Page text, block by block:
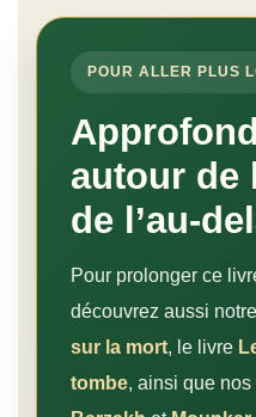
POUR ALLER PLUS
autour de
de l’au-
Pour prolonger ce
découvrez aussi
sur la mort, le livre
tombe, ainsi que